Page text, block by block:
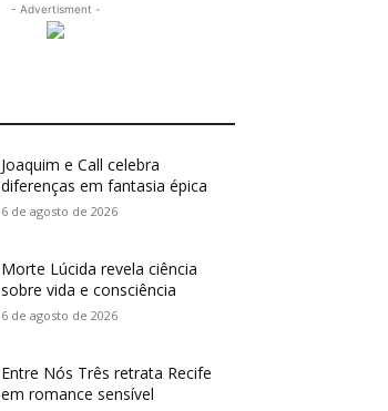
- Advertisment -
Joaquim e Call celebra
diferenças em fantasia épica
6 de agosto de 2026
Morte Lúcida revela ciência
sobre vida e consciência
6 de agosto de 2026
Entre Nós Três retrata Recife
em romance sensível